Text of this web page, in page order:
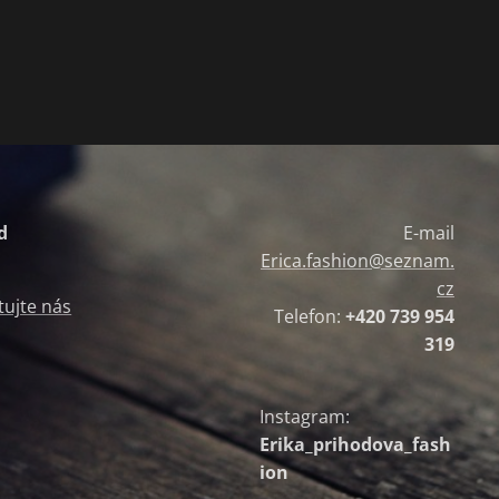
nás
E-mail
Erica.fashion@seznam.
cz
Telefon: +420 739954
319
Instagram:
Erika_prihodova_fash
ion